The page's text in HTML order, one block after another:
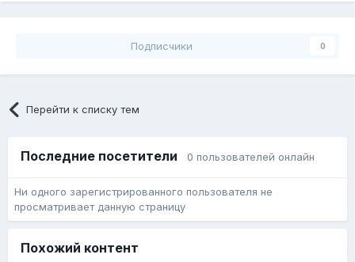
Подписчики 0
Перейти к списку тем
Последние посетители 0 пользователей онлайн
Ни одного зарегистрированного пользователя не
просматривает данную страницу
Похожий контент